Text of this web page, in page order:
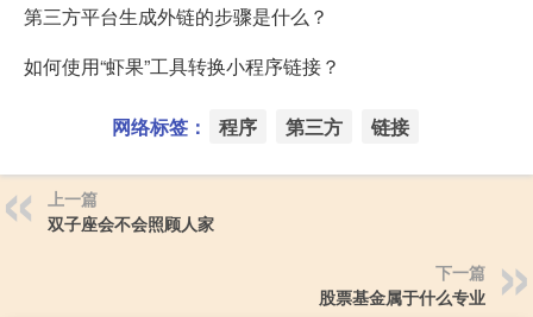
第三方平台生成外链的步骤是什么？
如何使用“虾果”工具转换小程序链接？
网络标签： 程序 第三方 链接
上一篇
双子座会不会照顾人家
下一篇
股票基金属于什么专业